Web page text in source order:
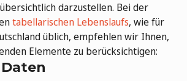
darzustellen. Bei der
tabellarischen Lebenslaufs, wie für
üblich, empfehlen wir Ihnen,
Elemente zu berücksichtigen: